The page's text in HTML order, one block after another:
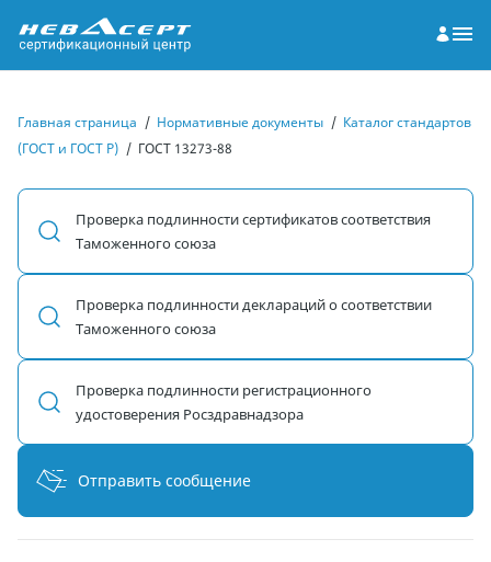
Главная страница / Нормативные документы / Каталог стандартов
(ГОСТ и ГОСТ Р) / ГОСТ 13273-88
Проверка подлинности сертификатов соответствия
Таможенного союза
Проверка подлинности деклараций о соответствии
Таможенного союза
Проверка подлинности регистрационного
удостоверения Росздравнадзора
Отправить сообщение